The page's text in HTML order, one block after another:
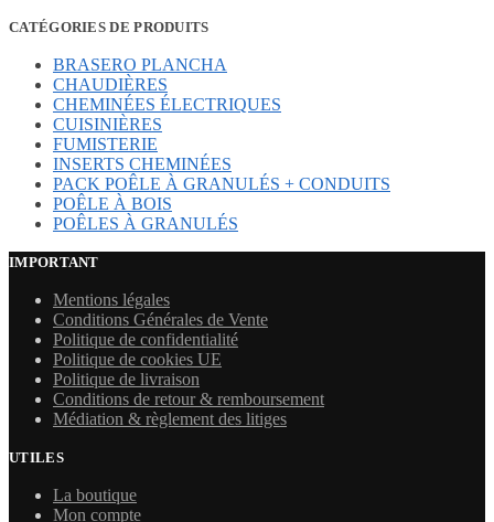
CATÉGORIES DE PRODUITS
BRASERO PLANCHA
CHAUDIÈRES
CHEMINÉES ÉLECTRIQUES
CUISINIÈRES
FUMISTERIE
INSERTS CHEMINÉES
PACK POÊLE À GRANULÉS + CONDUITS
POÊLE À BOIS
POÊLES À GRANULÉS
IMPORTANT
Mentions légales
Conditions Générales de Vente
Politique de confidentialité
Politique de cookies UE
Politique de livraison
Conditions de retour & remboursement
Médiation & règlement des litiges
UTILES
La boutique
Mon compte